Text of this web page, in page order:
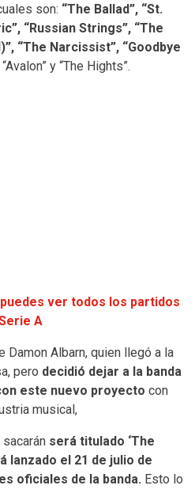
son: “The Ballad”, “St.
“Russian Strings”, “The
“The Narcissist”, “Goodbye
y “The Hights”.
ver todos los partidos
A
Damon Albarn, quien llegó a la
pero decidió dejar a la banda
este nuevo proyecto con
musical,
será titulado ‘The
lanzado el 21 de julio de
oficiales de la banda. Esto lo